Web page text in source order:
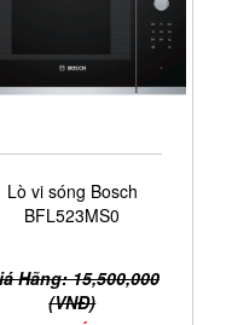
Lò vi sóng Bosch
BFL523MS0
Hãng: 15,500,000
(VNĐ)